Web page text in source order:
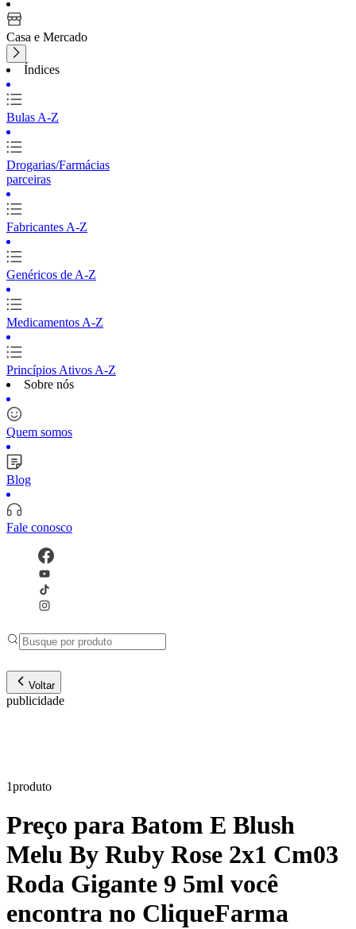
Casa e Mercado
Índices
Bulas A-Z
Drogarias/Farmácias
parceiras
Fabricantes A-Z
Genéricos de A-Z
Medicamentos A-Z
Princípios Ativos A-Z
Sobre nós
Quem somos
Blog
Fale conosco
Voltar
publicidade
1produto
Preço para Batom E Blush
Melu By Ruby Rose 2x1 Cm03
Roda Gigante 9 5ml você
encontra no CliqueFarma